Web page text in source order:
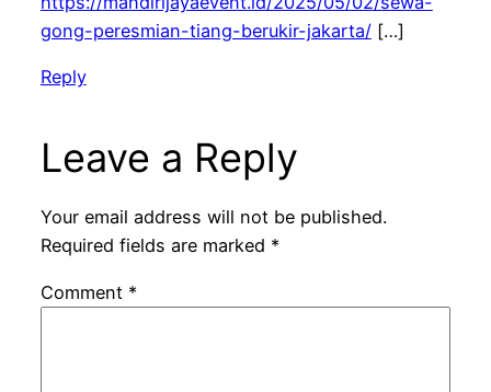
gong-peresmian-tiang-berukir-jakarta/[…]
Reply
Leave a Reply
Your email address will not be published.
Required fields are marked *
Comment *